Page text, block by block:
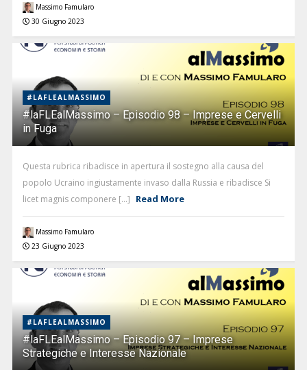
Massimo Famularo
30 Giugno 2023
#LAFLEALMASSIMO
#laFLEalMassimo – Episodio 98 – Imprese e Cervelli
in Fuga
Questa rubrica ribadisce in apertura il sostegno alla causa del
popolo Ucraino ingiustamente invaso dalla Russia e ribadisce Si
licet magnis componere [...] Read More
Massimo Famularo
23 Giugno 2023
#LAFLEALMASSIMO
#laFLEalMassimo – Episodio 97 – Imprese
Strategiche e Interesse Nazionale